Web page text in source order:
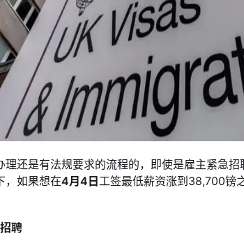
理还是有法规要求的流程的，即使是雇主紧急
，如果想在4月4日 工签最低薪资涨到38,700镑
聘